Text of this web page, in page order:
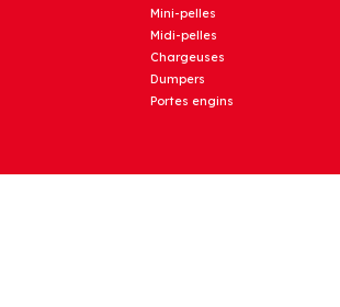
Mini-pelles
Midi-pelles
Chargeuses
Dumpers
Portes engins